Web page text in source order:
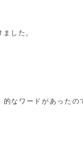
した。
なワードがあったの